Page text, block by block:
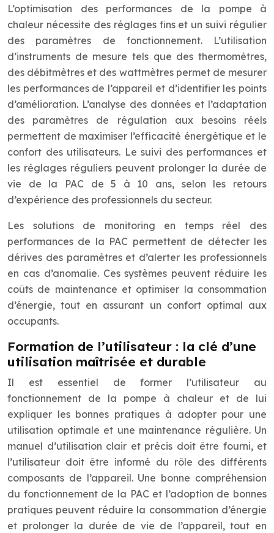
L’optimisation des performances de la pompe à
chaleur nécessite des réglages fins et un suivi régulier
des paramètres de fonctionnement. L’utilisation
d’instruments de mesure tels que des thermomètres,
des débitmètres et des wattmètres permet de mesurer
les performances de l’appareil et d’identifier les points
d’amélioration. L’analyse des données et l’adaptation
des paramètres de régulation aux besoins réels
permettent de maximiser l’efficacité énergétique et le
confort des utilisateurs. Le suivi des performances et
les réglages réguliers peuvent prolonger la durée de
vie de la PAC de 5 à 10 ans, selon les retours
d’expérience des professionnels du secteur.
Les solutions de monitoring en temps réel des
performances de la PAC permettent de détecter les
dérives des paramètres et d’alerter les professionnels
en cas d’anomalie. Ces systèmes peuvent réduire les
coûts de maintenance et optimiser la consommation
d’énergie, tout en assurant un confort optimal aux
occupants.
Formation de l’utilisateur : la clé d’une
utilisation maîtrisée et durable
Il est essentiel de former l’utilisateur au
fonctionnement de la pompe à chaleur et de lui
expliquer les bonnes pratiques à adopter pour une
utilisation optimale et une maintenance régulière. Un
manuel d’utilisation clair et précis doit être fourni, et
l’utilisateur doit être informé du rôle des différents
composants de l’appareil. Une bonne compréhension
du fonctionnement de la PAC et l’adoption de bonnes
pratiques peuvent réduire la consommation d’énergie
et prolonger la durée de vie de l’appareil, tout en